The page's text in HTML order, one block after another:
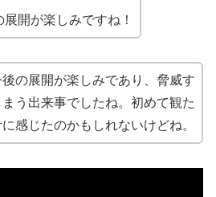
開が楽しみですね！
の展開が楽しみであり、脅威す
う出来事でしたね。初めて観た
感じたのかもしれないけどね。